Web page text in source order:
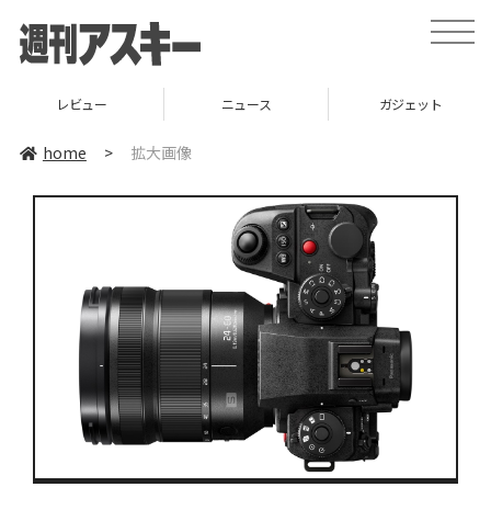
toggle
レビュー ニュース ガジェット
home > 拡大画像